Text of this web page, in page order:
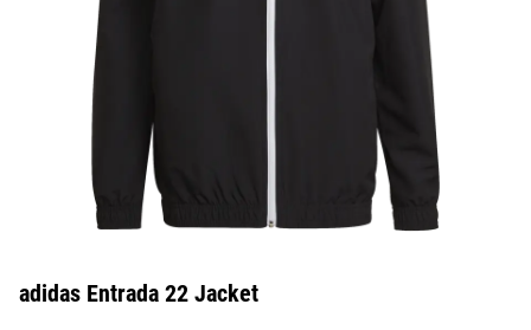
adidas Entrada 22 Jacket